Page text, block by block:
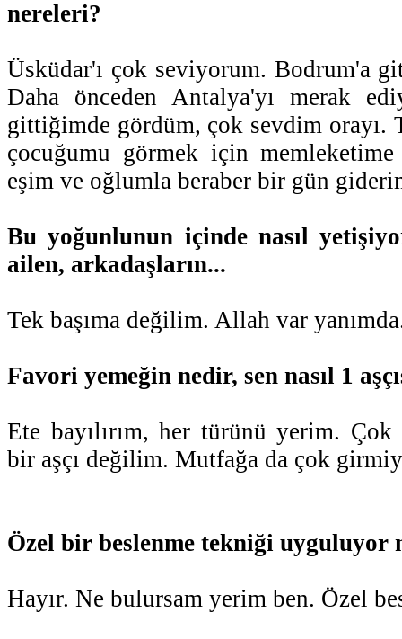
nereleri?
Üsküdar'ı çok seviyorum. Bodrum'a
Daha önceden Antalya'yı merak
gittiğimde gördüm, çok sevdim orayı.
çocuğumu görmek için
eşim ve oğlumla beraber bir gün
Bu yoğunlunun içinde nasıl
ailen, arkadaşların...
Tek başıma değilim. Allah var
Favori yemeğin nedir, sen nasıl 1
Ete bayılırım, her türünü yerim.
bir aşçı değilim. Mutfağa da çok
Özel bir beslenme tekniği uyguluyor
Hayır. Ne bulursam yerim ben. Özel